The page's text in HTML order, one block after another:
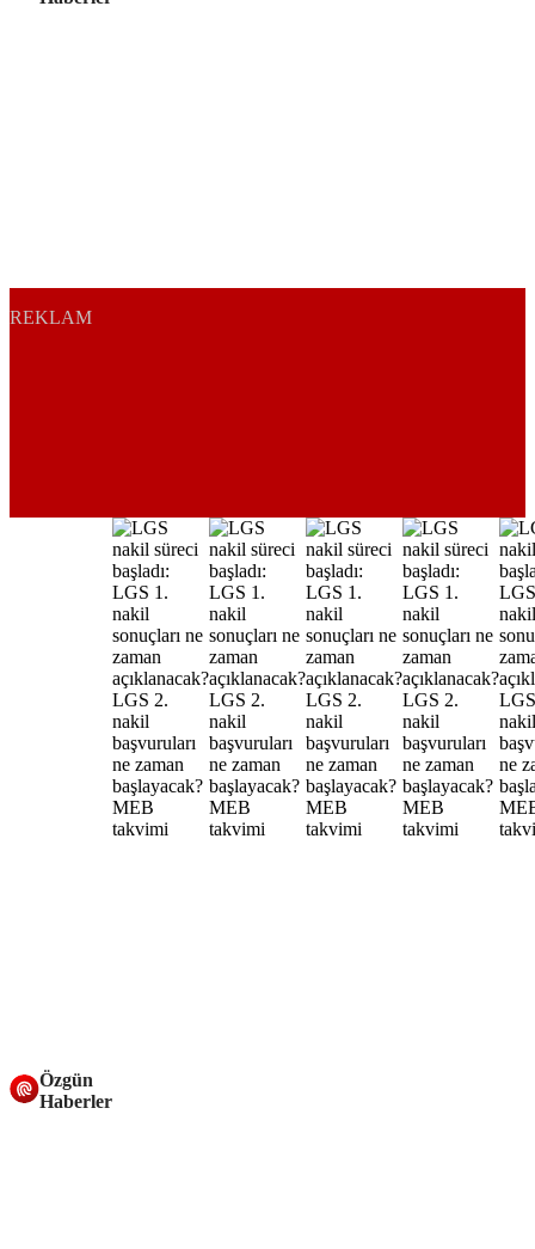
REKLAM
Özgün
Haberler